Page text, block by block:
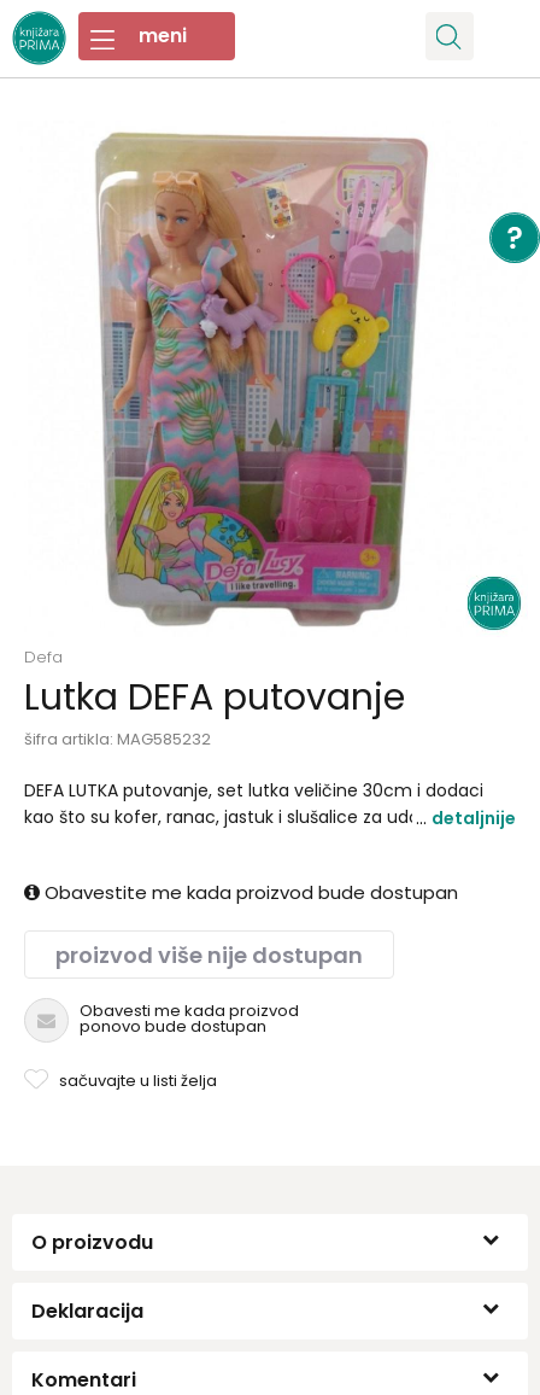
Defa
Lutka DEFA putovanje
šifra artikla: MAG585232
DEFA LUTKA putovanje, set lutka veličine 30cm i dodaci
kao što su kofer, ranac, jastuk i slušalice za udobnijedetaljnije
Obavestite me kada proizvod bude dostupan
proizvod više nije dostupan
Obavesti me kada proizvod
ponovo bude dostupan
sačuvajte u listi želja
O proizvodu
Deklaracija
Komentari